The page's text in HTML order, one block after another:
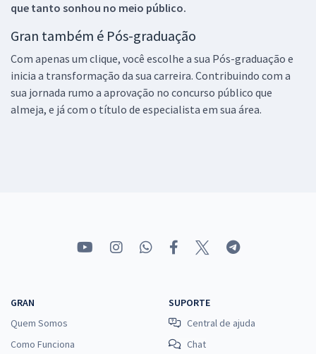
que tanto sonhou no meio público.
Gran também é Pós-graduação
Com apenas um clique, você escolhe a sua Pós-graduação e
inicia a transformação da sua carreira. Contribuindo com a
sua jornada rumo a aprovação no concurso público que
almeja, e já com o título de especialista em sua área.
GRAN
Quem Somos
Como Funciona
SUPORTE
Central de ajuda
Chat